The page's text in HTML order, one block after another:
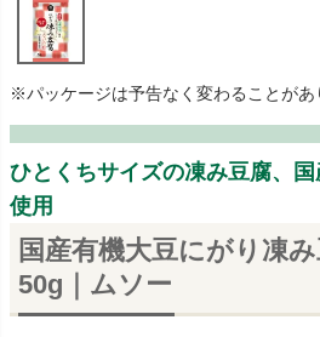
※パッケージは予告なく変わることがあ
ひとくちサイズの凍み豆腐、
使用
国産有機大豆にがり凍
50g｜ムソー